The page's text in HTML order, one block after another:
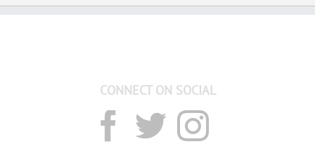
CONNECT ON SOCIAL